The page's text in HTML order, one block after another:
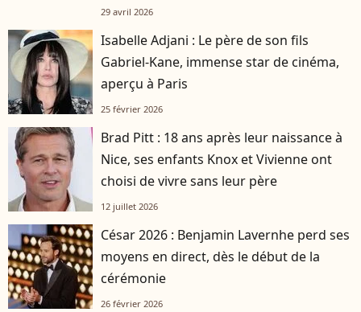
29 avril 2026
Isabelle Adjani : Le père de son fils
Gabriel-Kane, immense star de cinéma,
aperçu à Paris
25 février 2026
Brad Pitt : 18 ans après leur naissance à
Nice, ses enfants Knox et Vivienne ont
choisi de vivre sans leur père
12 juillet 2026
César 2026 : Benjamin Lavernhe perd ses
moyens en direct, dès le début de la
cérémonie
26 février 2026